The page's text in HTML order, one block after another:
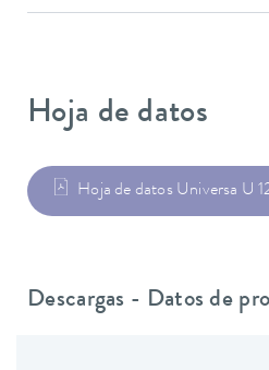
Hoja de datos
Hoja de datos Universa U
Descargas - Datos de